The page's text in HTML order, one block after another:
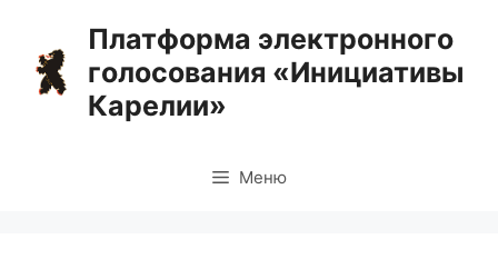
содержимому
Платформа электронного
голосования «Инициативы
Карелии»
Меню